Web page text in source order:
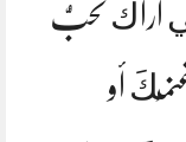
أراك تحبُّ
أو